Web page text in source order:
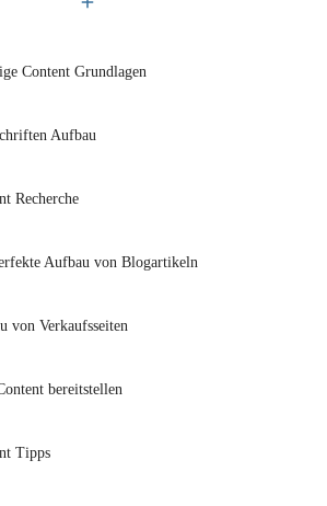
Content Grundlagen
Aufbau
Recherche
Aufbau von Blogartikeln
von Verkaufsseiten
bereitstellen
Tipps